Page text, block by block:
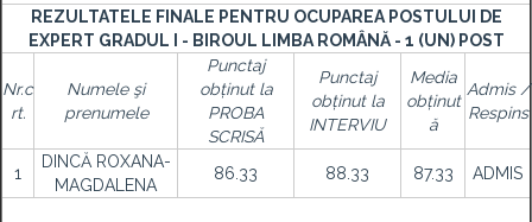
REZULTATELE FINALE PENTRU OCUPAREA POSTULUI DE
EXPERT GRADUL I - BIROUL LIMBA ROMÂNĂ - 1 (UN) POST
Nr.c
rt.
Numele şi
prenumele
Punctaj
obținut la
PROBA
SCRISĂ
Punctaj
obținut la
INTERVIU
Media
obținut
ă
Admis /
Respins
1
DINCĂ ROXANA-
MAGDALENA
86.33 88.33 87.33 ADMIS